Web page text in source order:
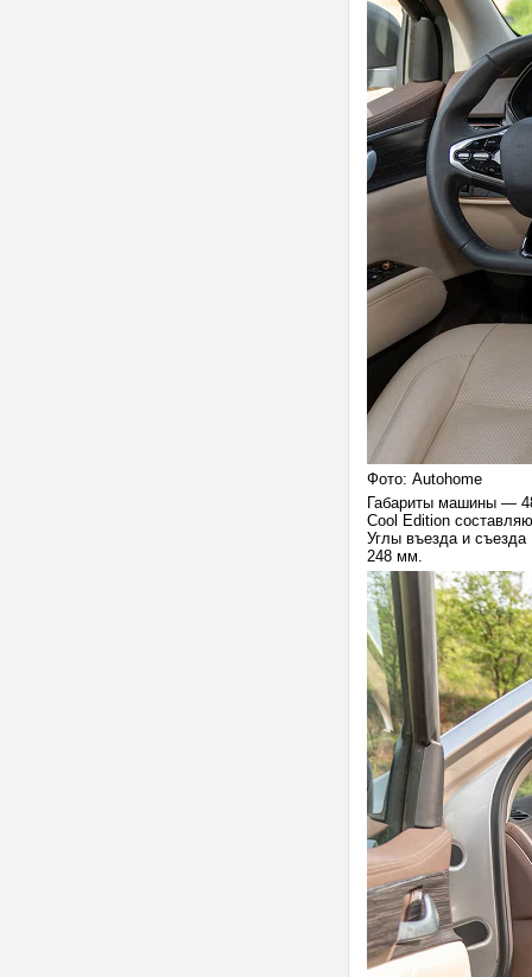
Фото: Autohome
Габариты машины —
Cool Edition
Углы въезда и
248 мм.